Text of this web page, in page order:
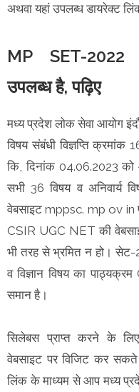
अथवा यहां उपलब्ध डायरेक्ट
MP SET-2022
उपलब्ध है, पढ़िए
मध्य प्रदेश लोक सेवा आयोग इंदौर
विषय संबंधी विज्ञप्ति
कि, दिनांक 04.06.2023 को
सभी 36 विषय व अनिवार्य
वेबसाइट mppsc. mp ov in
CSIR UGC NET की
भी तरह से भ्रमित न हो। सेट-
व विज्ञान विषय का
समान है।
सिलेबस प्राप्त करने के
वेबसाइट पर विजिट कर
लिंक के माध्यम से आप मध्य